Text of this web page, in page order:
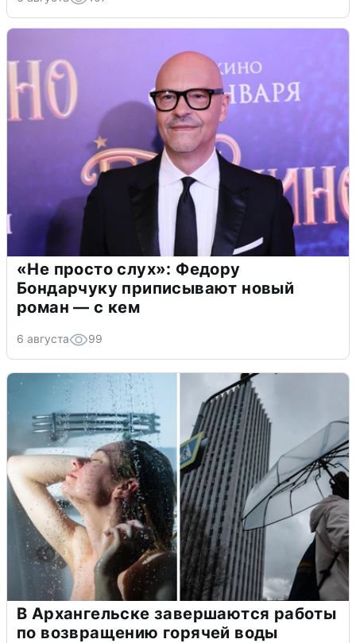
«Не просто слух»: Федору
Бондарчуку приписывают новый
роман — с кем
6 августа 99
В Архангельске завершаются работы
по возвращению горячей воды